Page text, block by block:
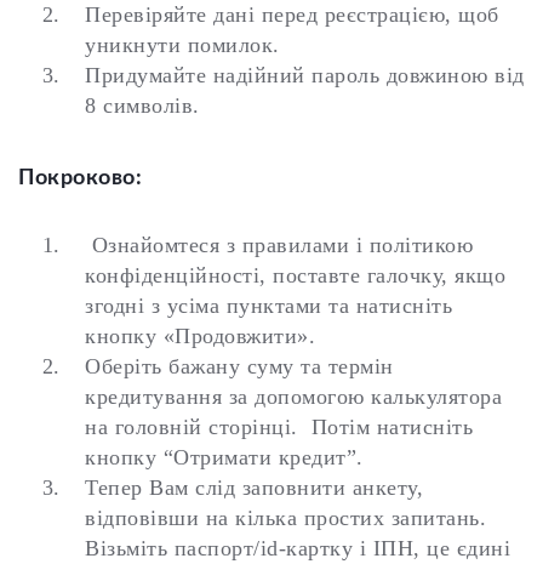
Перевіряйте дані перед реєстрацією, щоб
уникнути помилок.
Придумайте надійний пароль довжиною від
8 символів.
Покроково:
Ознайомтеся з правилами і політикою
конфіденційності, поставте галочку, якщо
згодні з усіма пунктами та натисніть
кнопку «Продовжити».
Оберіть бажану суму та термін
кредитування за допомогою калькулятора
на головній сторінці. Потім натисніть
кнопку “Отримати кредит”.
Тепер Вам слід заповнити анкету,
відповівши на кілька простих запитань.
Візьміть паспорт/id-картку і ІПН, це єдині